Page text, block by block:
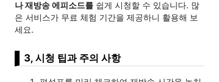
나 재방송 에피소드를 쉽게 시청할 수 있습니다. 많
은 서비스가 무료 체험 기간을 제공하니 활용해 보
세요.
3, 시청 팁과 주의 사항